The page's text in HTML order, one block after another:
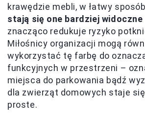
krawędzie mebli, w łatwy sposób
stają się one bardziej widoczne
znacząco redukuje ryzyko
Miłośnicy organizacji mogą
wykorzystać tę farbę do
funkcyjnych w przestrzeni –
miejsca do parkowania bądź
dla zwierząt domowych staje
proste.